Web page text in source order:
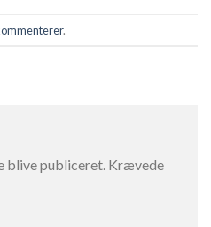
.
blive publiceret. Krævede